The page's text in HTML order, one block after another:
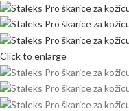
Click to enlarge